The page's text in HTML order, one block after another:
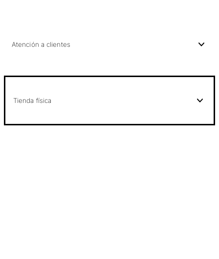
Atención a clientes
Tienda física